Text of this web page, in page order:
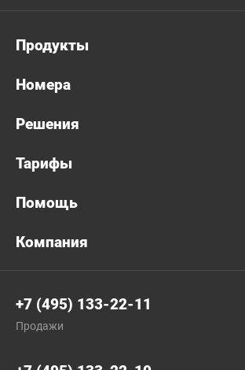
Продукты
Номера
Решения
Тарифы
Помощь
Компания
+7 (495) 133-22-11
Продажи